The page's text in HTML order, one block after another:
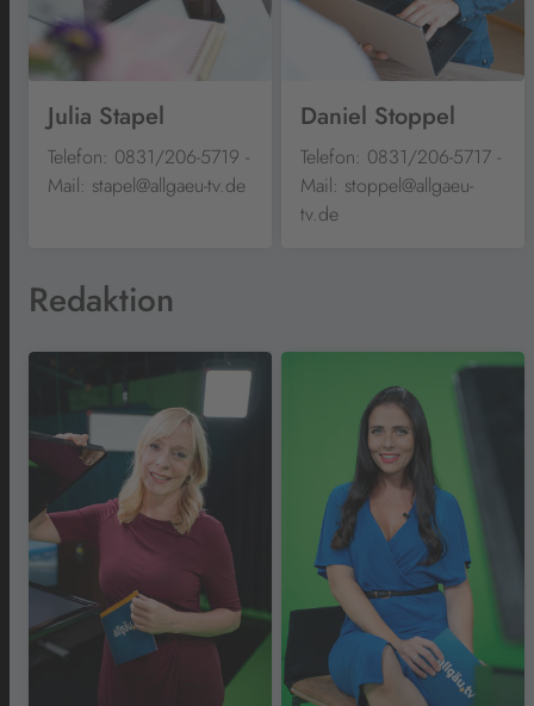
Julia Stapel
Telefon: 0831/206-5719 -
Mail: stapel@allgaeu-tv.de
Daniel Stoppel
Telefon: 0831/206-5717 -
Mail: stoppel@allgaeu-
tv.de
Redaktion